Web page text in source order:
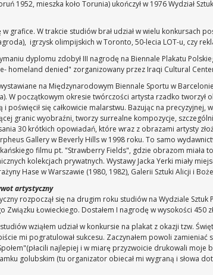
1952, mieszka koło Torunia) ukończył w 1976 Wydział
w grafice. W trakcie studiów brał udział w wielu konkursach
igrzysk olimpijskich w Toronto, 50-lecia LOT-u, czy
dyplomu zdobył III nagrodę na Biennale Plakatu
homeland denied" zorganizowany przez Iraqi Cultural
na Międzynarodowym Biennale Sportu w
W początkowym okresie twórczości artysta rzadko tworzył
i poświęcił się całkowicie malarstwu. Bazując na
granic wyobraźni, tworzy surrealne kompozycje,
30 krótkich opowiadań, które wraz z obrazami artysty
Gallery w Beverly Hills w 1998 roku. To samo
filmu pt. "Strawberry Fields", gdzie obrazom miała
kolekcjach prywatnych. Wystawy Jacka Yerki miały
Hase w Warszawie (1980, 1982), Galerii Sztuki Alicji i
artystyczny
rozpoczął się na drugim roku studiów na Wydziale
Związku Łowieckiego. Dostałem I nagrodę w wysokości 450
wziąłem udział w konkursie na plakat z okazji tzw.
mi pogratulował sukcesu. Zaczynałem powoli
najlepiej i w miarę przyzwoicie drukowali
golubskim (tu organizator obiecał mi wygraną i słowa